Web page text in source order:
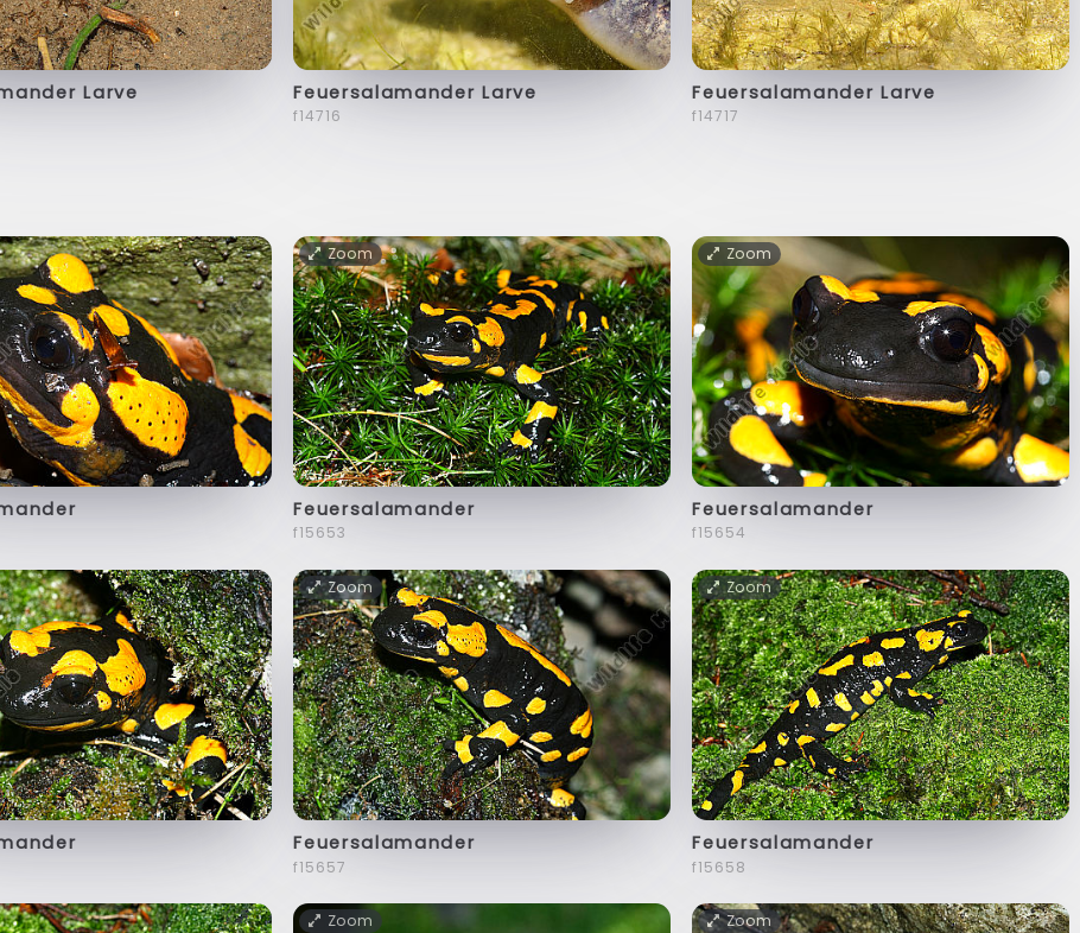
Larve Feuersalamander Larve
f14716
Feuersalamander Larve
f14717
Zoom
Feuersalamander
f15653
Zoom
Feuersalamander
f15654
Zoom
Feuersalamander
f15657
Zoom
Feuersalamander
f15658
Zoom Zoom